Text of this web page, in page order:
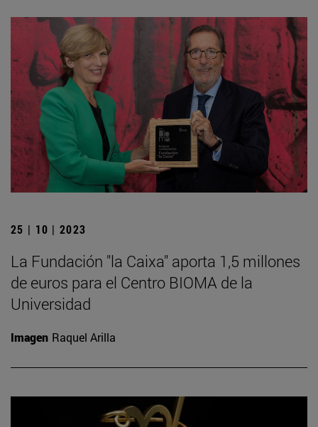
25 | 10 | 2023
La Fundación "la Caixa" aporta 1,5 millones
de euros para el Centro BIOMA de la
Universidad
Imagen Raquel Arilla